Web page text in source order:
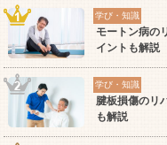
学び・知識
モートン病の
イントも解説
学び・知識
腱板損傷のリ
も解説